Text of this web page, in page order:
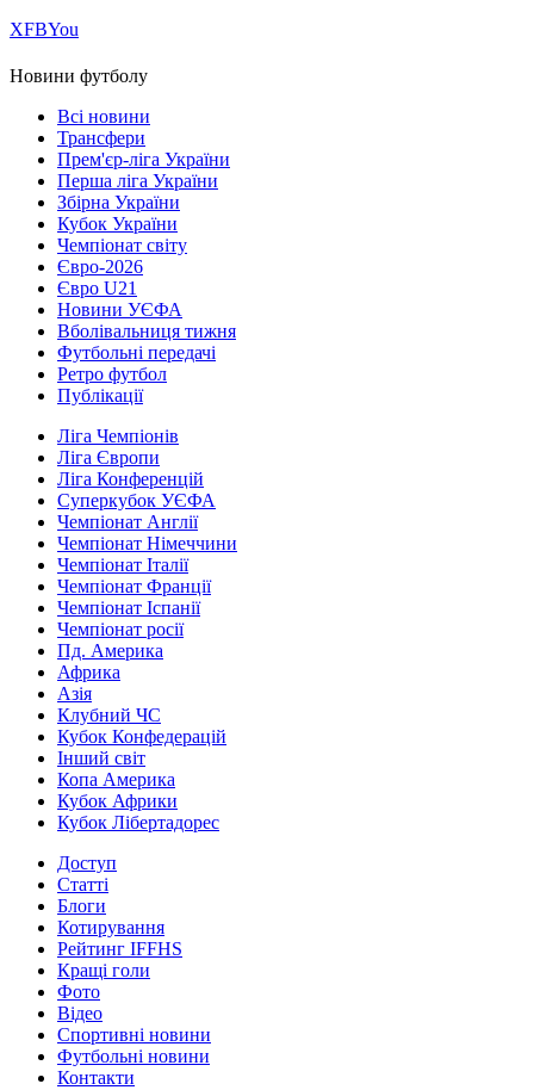
ХFBYou
Новини футболу
Всі новини
Трансфери
Прем'єр-ліга України
Перша ліга України
Збірна України
Кубок України
Чемпіонат світу
Євро-2026
Євро U21
Новини УЄФА
Вболівальниця тижня
Футбольні передачі
Ретро футбол
Публікації
Ліга Чемпіонів
Ліга Європи
Ліга Конференцій
Суперкубок УЄФА
Чемпіонат Англії
Чемпіонат Німеччини
Чемпіонат Італії
Чемпіонат Франції
Чемпіонат Іспанії
Чемпіонат росії
Пд. Америка
Африка
Азія
Клубний ЧС
Кубок Конфедерацій
Інший світ
Копа Америка
Кубок Африки
Кубок Лібертадорес
Доступ
Статті
Блоги
Котирування
Рейтинг IFFHS
Кращі голи
Фото
Відео
Спортивні новини
Футбольні новини
Контакти